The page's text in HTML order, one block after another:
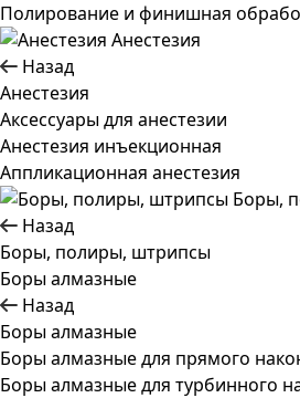
Полирование и финишная
Анестезия
Назад
Анестезия
Аксессуары для анестезии
Анестезия инъекционная
Аппликационная анестезия
Боры,
Назад
Боры, полиры, штрипсы
Боры алмазные
Назад
Боры алмазные
Боры алмазные для прямого
Боры алмазные для турбинного